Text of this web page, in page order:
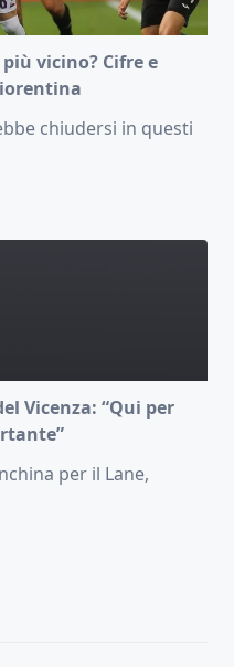
vicino? Cifre e
chiudersi in questi
Vicenza: “Qui per
per il Lane,